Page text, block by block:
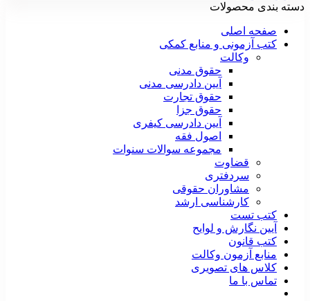
دسته بندی محصولات
صفحه اصلی
کتب آزمونی و منابع کمکی
وکالت
حقوق مدنی
آیین دادرسی مدنی
حقوق تجارت
حقوق جزا
آیین دادرسی کیفری
اصول فقه
مجموعه سوالات سنوات
قضاوت
سردفتری
مشاوران حقوقی
کارشناسی ارشد
کتب تست
آیین نگارش و لوایح
کتب قانون
منابع آزمون وکالت
کلاس های تصویری
تماس با ما